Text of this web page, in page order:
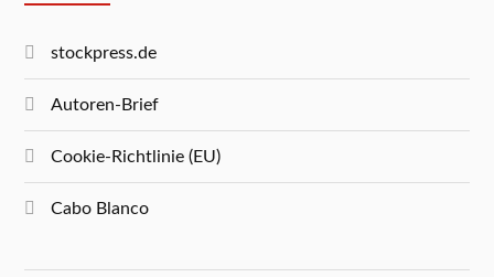
stockpress.de
Autoren-Brief
Cookie-Richtlinie (EU)
Cabo Blanco